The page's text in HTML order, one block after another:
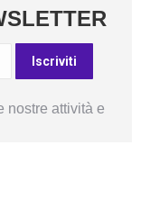
nostre attività e